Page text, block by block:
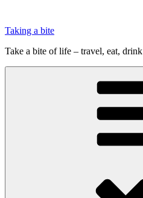
indhold
Taking a bite
Take a bite of life – travel, eat, drink